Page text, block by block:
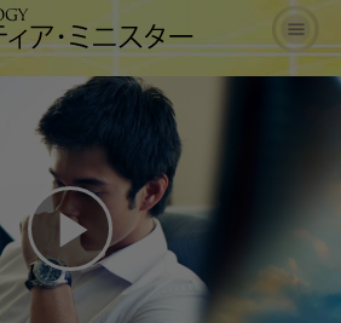
Play